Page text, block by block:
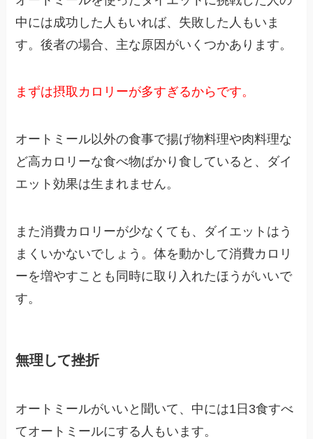
中には成功した人もいれば、失敗した人もいま
す。後者の場合、主な原因がいくつかあります。
まずは摂取カロリーが多すぎるからです。
オートミール以外の食事で揚げ物料理や肉料理な
ど高カロリーな食べ物ばかり食していると、ダイ
エット効果は生まれません。
また消費カロリーが少なくても、ダイエットはう
まくいかないでしょう。体を動かして消費カロリ
ーを増やすことも同時に取り入れたほうがいいで
す。
無理して挫折
オートミールがいいと聞いて、中には1日3食すべ
てオートミールにする人もいます。